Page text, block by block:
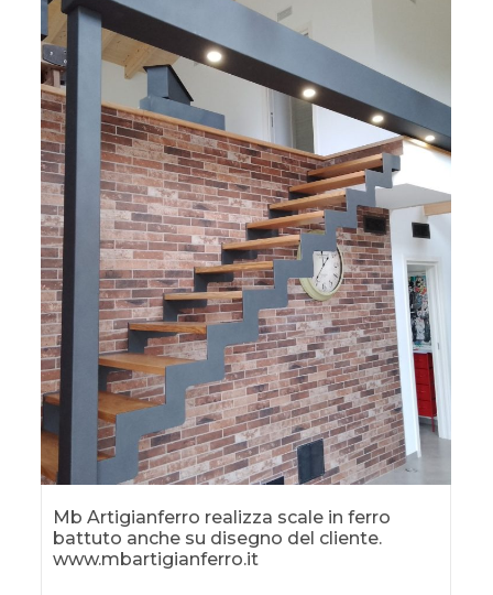
Mb Artigianferro realizza scale in ferro
battuto anche su disegno del cliente.
www.mbartigianferro.it